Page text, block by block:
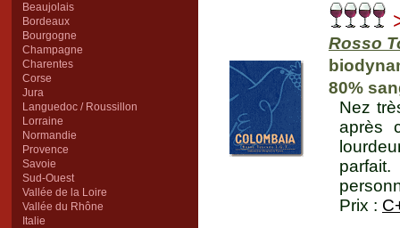
Beaujolais
Bordeaux
Bourgogne
Champagne
Charentes
Corse
Jura
Languedoc / Roussillon
Lorraine
Normandie
Provence
Savoie
Sud-Ouest
Vallée de la Loire
Vallée du Rhône
Italie
Rosso
80%
Nez
après
Prix :